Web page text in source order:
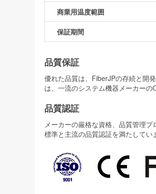
商業用温度範囲
保証期間
品質保証
優れた品質は、FiberJPの存続と開
は、一流のシステム機器メーカーの
品質認証
メーカーの厳格な資格、品質管理
標準と主流の品質認証を満たしてい